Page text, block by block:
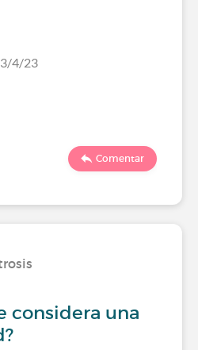
4/23
Comentar
considera una